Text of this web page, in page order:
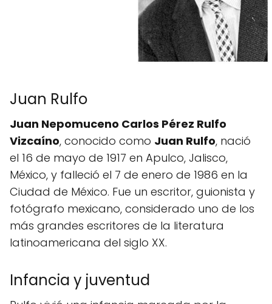
Juan Rulfo
Juan Nepomuceno Carlos Pérez Rulfo
Vizcaíno, conocido como Juan Rulfo, nació
el 16 de mayo de 1917 en Apulco, Jalisco,
México, y falleció el 7 de enero de 1986 en la
Ciudad de México. Fue un escritor, guionista y
fotógrafo mexicano, considerado uno de los
más grandes escritores de la literatura
latinoamericana del siglo XX.
Infancia y juventud